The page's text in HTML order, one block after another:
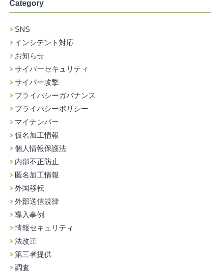
Category
SNS
インシデント対応
お知らせ
サイバーセキュリティ
サイバー攻撃
プライバシーガバナンス
プライバシーポリシー
マイナンバー
仮名加工情報
個人情報保護法
内部不正防止
匿名加工情報
外国移転
外部送信規律
導入事例
情報セキュリティ
法改正
第三者提供
調査